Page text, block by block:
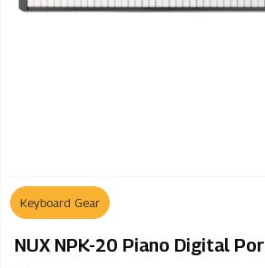
Keyboard Gear
NUX NPK-20 Piano Digital